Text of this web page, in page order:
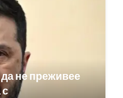
не преживее
с